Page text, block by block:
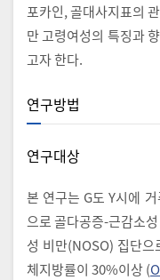
포카인, 골대사지표의
만 고령여성의 특징과
고자 한다.
연구방법
연구대상
본 연구는 G도 Y시에
으로 골다공증-근감소
성 비만(NOSO) 집단
체지방률이 30%이상 (